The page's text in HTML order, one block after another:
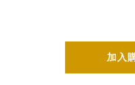
加入